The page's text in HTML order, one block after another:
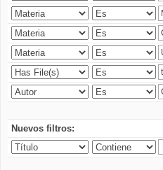
Nuevos filtros: